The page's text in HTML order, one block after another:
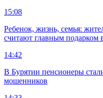
15:08
Ребенок, жизнь, семья:
считают главным подарком
14:42
В Бурятии пенсионеры
мошенников